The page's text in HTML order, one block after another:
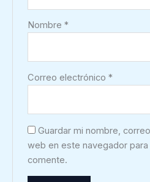
Nombre*
Correo electrónico*
Guardar mi nombre,
web en este navegador
comente.